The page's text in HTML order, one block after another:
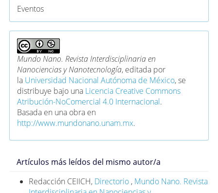
Eventos
Mundo Nano. Revista Interdisciplinaria en
Nanociencias y Nanotecnología, editada por
la Universidad Nacional Autónoma de México, se
distribuye bajo una Licencia Creative Commons
Atribución-NoComercial 4.0 Internacional.
Basada en una obra en
http://www.mundonano.unam.mx.
Artículos más leídos del mismo autor/a
Redacción CEIICH, Directorio , Mundo Nano. Revista